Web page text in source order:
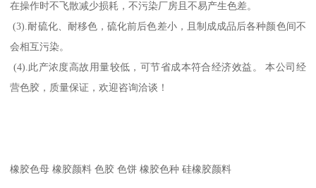
在操作时不飞散减少损耗，不污染厂房且不易产生色差。
(3).耐硫化、耐移色，硫化前后色差小，且制成成品后各种颜色间不
会相互污染。
(4).此产浓度高故用量较低，可节省成本符合经济效益。 本公司经
营色胶，质量保证，欢迎咨询洽谈！
橡胶色母 橡胶颜料 色胶 色饼 橡胶色种 硅橡胶颜料